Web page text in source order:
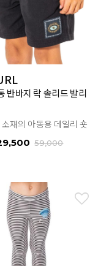
반바지 락 솔리드 발리
재의 아동용 데일리 숏
59,000